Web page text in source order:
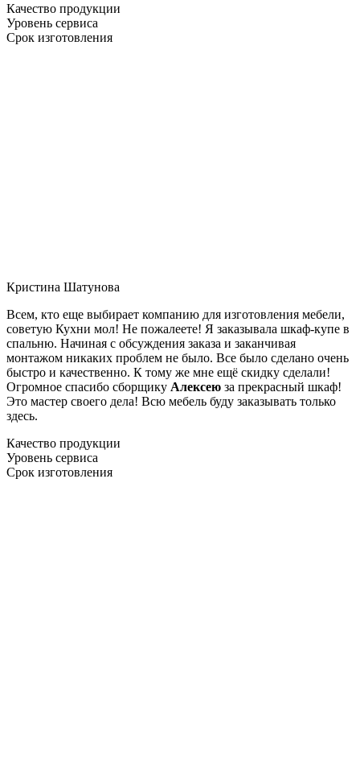
Качество продукции
Уровень сервиса
Срок изготовления
Кристина Шатунова
Всем, кто еще выбирает компанию для изготовления мебели,
советую Кухни мол! Не пожалеете! Я заказывала шкаф-купе в
спальню. Начиная с обсуждения заказа и заканчивая
монтажом никаких проблем не было. Все было сделано очень
быстро и качественно. К тому же мне ещё скидку сделали!
Огромное спасибо сборщику Алексею за прекрасный шкаф!
Это мастер своего дела! Всю мебель буду заказывать только
здесь.
Качество продукции
Уровень сервиса
Срок изготовления